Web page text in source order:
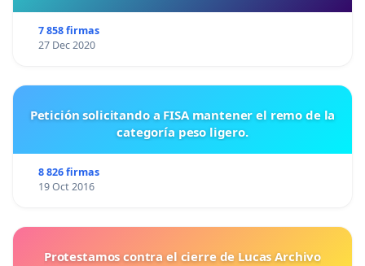
7 858 firmas
27 Dec 2020
Petición solicitando a FISA mantener el remo de la
categoría peso ligero.
8 826 firmas
19 Oct 2016
Protestamos contra el cierre de Lucas Archivo